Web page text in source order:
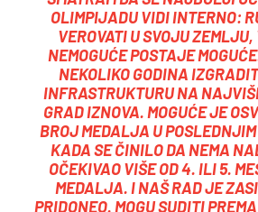
OLIMPIJADU VIDI INTERNO:
VEROVATI U SVOJU
NEMOGUĆE POSTAJE
NEKOLIKO GODINA
INFRASTRUKTURU NA
GRAD IZNOVA. MOGUĆE JE
BROJ MEDALJA U
KADA SE ČINILO DA NEMA
OČEKIVAO VIŠE OD 4. ILI 5.
MEDALJA. I NAŠ RAD JE
PRIDONEO. MOGU SUDITI